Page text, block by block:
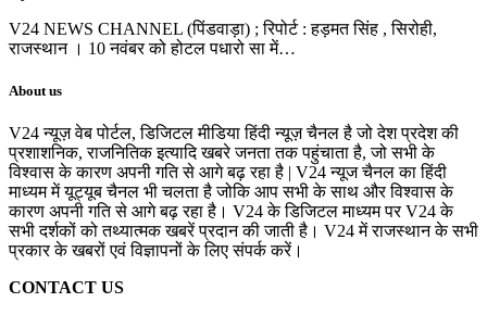
V24 NEWS CHANNEL (पिंडवाड़ा) ; रिपोर्ट : हड़मत सिंह , सिरोही,
राजस्थान । 10 नवंबर को होटल पधारो सा में…
About us
V24 न्यूज़ वेब पोर्टल, डिजिटल मीडिया हिंदी न्यूज़ चैनल है जो देश प्रदेश की
प्रशाशनिक, राजनितिक इत्यादि खबरे जनता तक पहुंचाता है, जो सभी के
विश्वास के कारण अपनी गति से आगे बढ़ रहा है | V24 न्यूज चैनल का हिंदी
माध्यम में यूट्यूब चैनल भी चलता है जोकि आप सभी के साथ और विश्वास के
कारण अपनी गति से आगे बढ़ रहा है। V24 के डिजिटल माध्यम पर V24 के
सभी दर्शकों को तथ्यात्मक खबरें प्रदान की जाती है। V24 में राजस्थान के सभी
प्रकार के खबरों एवं विज्ञापनों के लिए संपर्क करें।
CONTACT US